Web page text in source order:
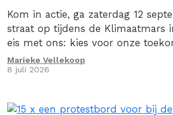
Kom in actie, ga zaterdag 12
straat op tijdens de Klimaatmars
eis met ons: kies voor onze
fossiel!
Marieke Vellekoop
8 juli 2026